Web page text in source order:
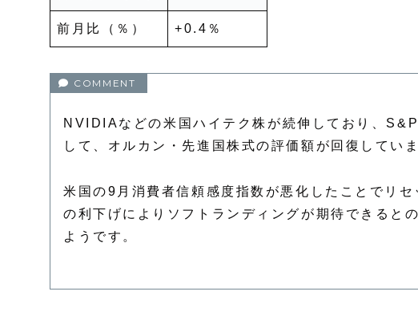
前月比（％） +0.4％
NVIDIAなどの米国ハイテク株が続伸しており、
して、オルカン・先進国株式の評価額が回復していま
米国の9月消費者信頼感度指数が悪化したことでリ
の利下げによりソフトランディングが期待できると
ようです。